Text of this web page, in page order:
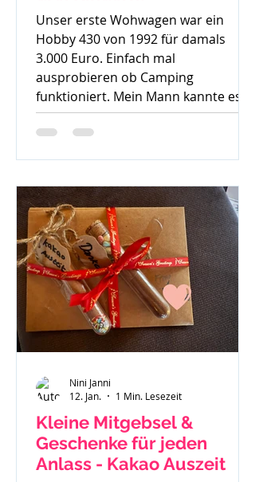
Unser erste Wohwagen war ein
Hobby 430 von 1992 für damals
3.000 Euro. Einfach mal
ausprobieren ob Camping
funktioniert. Mein Mann kannte es
gar nicht, ich bin mit Wohnwagen
und Wohnmobilen groß geworden -
großer Sohn geboren wurde sind wir
auch noch mit diesem 30 Jahre alten
Hobby los und haben schnell
gemerkt - der ist zu klein. Also haben
wir uns einen Fendt 470 gekauft.
Solide, gut verarbeitet und passend
für
Kleine Mitgebsel &
Geschenke für jeden
Anlass - Kakao Auszeit
Nini Janni
12. Jan.
1 Min. Lesezeit